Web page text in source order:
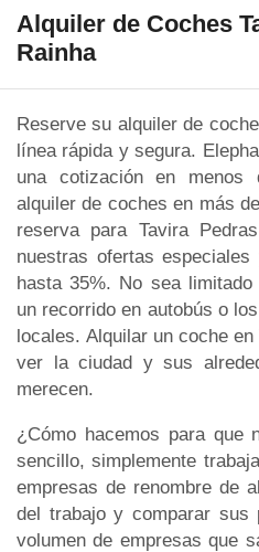
Alquiler de Coches
Rainha
Reserve su alquiler de
línea rápida y segura.
una cotización en
alquiler de coches en más
reserva para Tavira
nuestras ofertas
hasta 35%. No sea
un recorrido en autobús o
locales. Alquilar un coche
ver la ciudad y sus
merecen.
¿Cómo hacemos para que
sencillo, simplemente
empresas de renombre de
del trabajo y comparar sus
volumen de empresas que